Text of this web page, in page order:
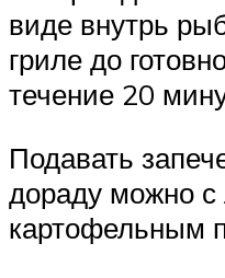
виде внутрь
гриле до
течение 20
Подавать
дораду можно
картофельным